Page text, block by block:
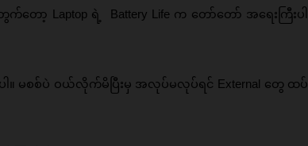
ော့ Laptop ရဲ့  Battery Life က တော်တော် အရေးကြီးပါ
ါ။ မစစ်ပဲ ဝယ်လိုက်မိပြီးမှ အလုပ်မလုပ်ရင် External တွေ ထပ်